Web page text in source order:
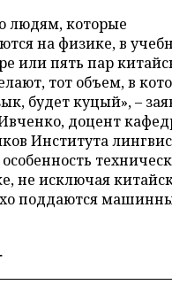
людям, которые
на физике, в
или пять пар
тот объем, в
будет куцый», –
доцент
Института
не исключая
поддаются